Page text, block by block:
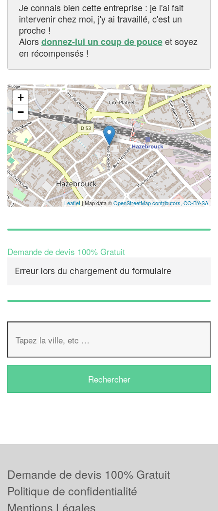
Je connais bien cette entreprise : je l'ai fait
intervenir chez moi, j'y ai travaillé, c'est un
proche !
Alorsdonnez-lui un coup de pouceet soyez
en récompensés !
+
−
Leaflet | Map data ©OpenStreetMap contributors, CC-BY-SA
Demande de devis 100% Gratuit
Erreur lors du chargement du formulaire
Demande de devis 100% Gratuit
Politique de confidentialité
Mentions Légales